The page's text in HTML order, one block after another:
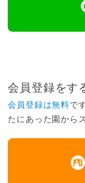
会員登録をす
会員登録は無料で
たにあった園から